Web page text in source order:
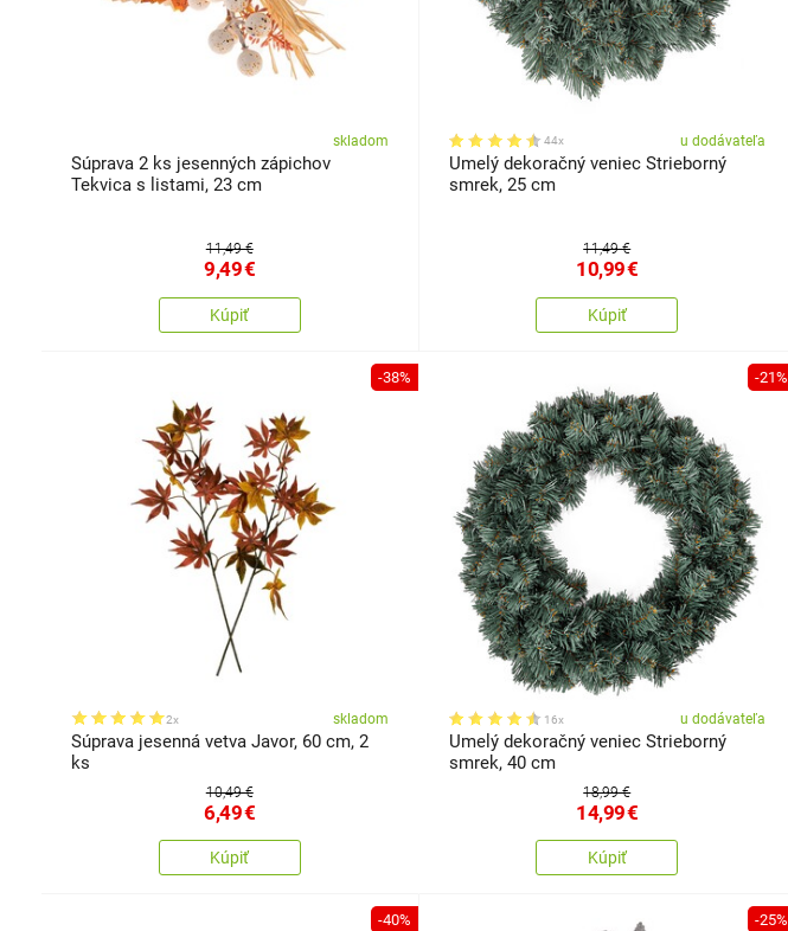
skladom
Súprava 2 ks jesenných zápichov
Tekvica s listami, 23 cm
11,49 €
9,49€
Kúpiť
44x u dodávateľa
Umelý dekoračný veniec Strieborný
smrek, 25 cm
11,49 €
10,99€
Kúpiť
-38%
2x skladom
Súprava jesenná vetva Javor, 60 cm, 2
ks
10,49 €
6,49€
Kúpiť
-21%
16x u dodávateľa
Umelý dekoračný veniec Strieborný
smrek, 40 cm
18,99 €
14,99€
Kúpiť
-40% -25%